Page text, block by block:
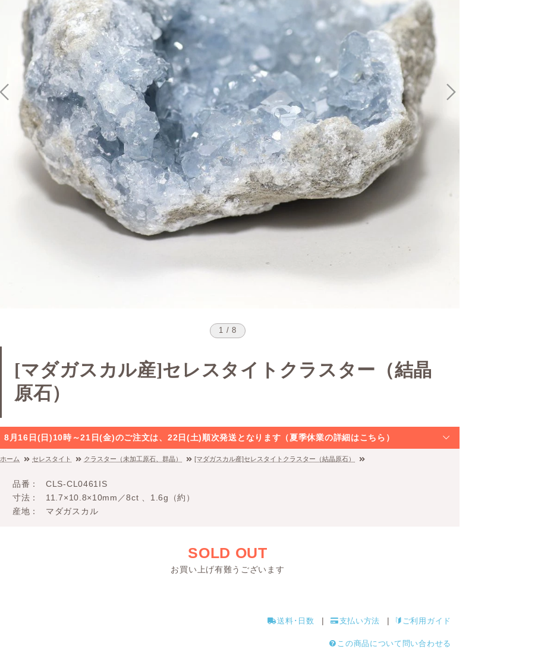
1 / 8
[マダガスカル産]セレスタイトクラスター（結晶
原石）
8月16日(日)10時～21日(金)のご注文は、22日(土)順次発送となります（夏季休業の詳細はこちら）
ホーム セレスタイト クラスター（未加工原石、群晶） [マダガスカル産]セレスタイトクラスター（結晶原石）
品番
CLS-CL0461IS
寸法
11.7×10.8×10mm／8ct 、1.6g（約）
産地
マダガスカル
SOLD OUT
お買い上げ有難うございます
送料･日数 支払い方法 ご利用ガイド
この商品について問い合わせる